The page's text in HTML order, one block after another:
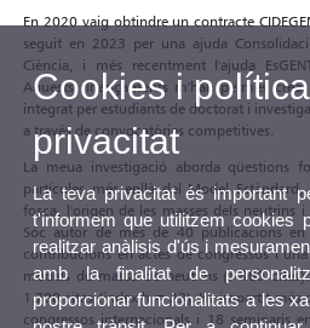
En 2020 vaig obtindre un contracte
seguit en 2023 per una ajuda
Ciència, i més recentment l'ajuda
Aquests finançaments m'han permés
integrat per estudiants de doctorat i
a través de convocatòries competitives.
La meua investigació aborda qüestions
partícules més enllà del Model
fosca, l'origen de les masses dels neutrins i
Sóc autor de més de 40 publicacions en
contribucions en actes de congressos i
models de massa de neutrins (>400
1.700 cites (índex h = 23). He impartit més
congressos internacionals i 18 seminaris
Cookies i
privacitat
La teva privacitat és important
t'informem que utilitzem cookies
realitzar anàlisis d'ús i
amb la finalitat de
proporcionar funcionalitats a les